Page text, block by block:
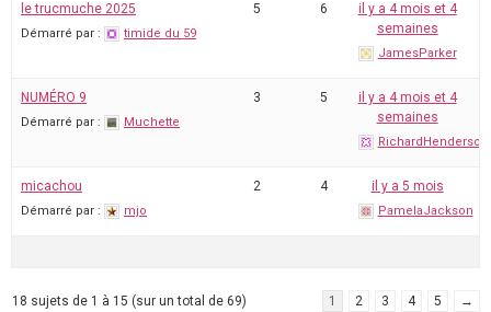
le trucmuche 2025
Démarré par : timide du 59
5 6
il y a 4 mois et 4
semaines
JamesParker
NUMÉRO 9
Démarré par : Muchette
3 5
il y a 4 mois et 4
semaines
RichardHenderson
micachou
Démarré par : mjo
2 4 il y a 5 mois
PamelaJackson
18 sujets de 1 à 15 (sur un total de 69) 1 2 3 4 5 →